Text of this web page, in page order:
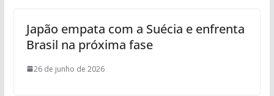
Japão empata com a Suécia e enfrenta
Brasil na próxima fase
26 de junho de 2026